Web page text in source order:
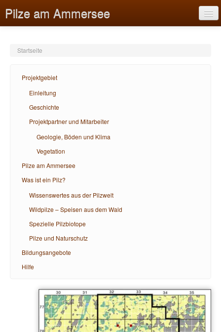
Pilze am Ammersee
Pilze am Ammersee
Was ist ein Pilz?
Bildungsangebote
Startseite
Projektgebiet
Einleitung
Geschichte
Projektpartner und Mitarbeiter
Geologie, Böden und Klima
Vegetation
Pilze am Ammersee
Was ist ein Pilz?
Wissenswertes aus der Pilzwelt
Wildpilze – Speisen aus dem Wald
Spezielle Pilzbiotope
Pilze und Naturschutz
Bildungsangebote
Hilfe